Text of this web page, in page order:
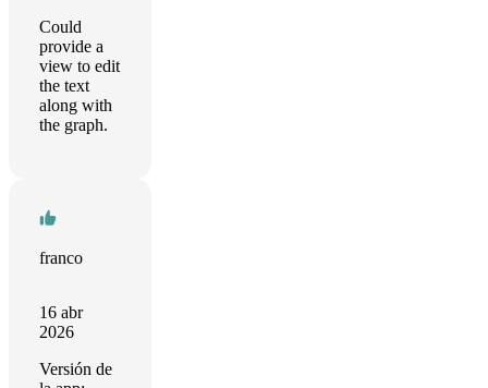
Could
provide a
view to edit
the text
along with
the graph.
franco
16 abr
2026
Versión de